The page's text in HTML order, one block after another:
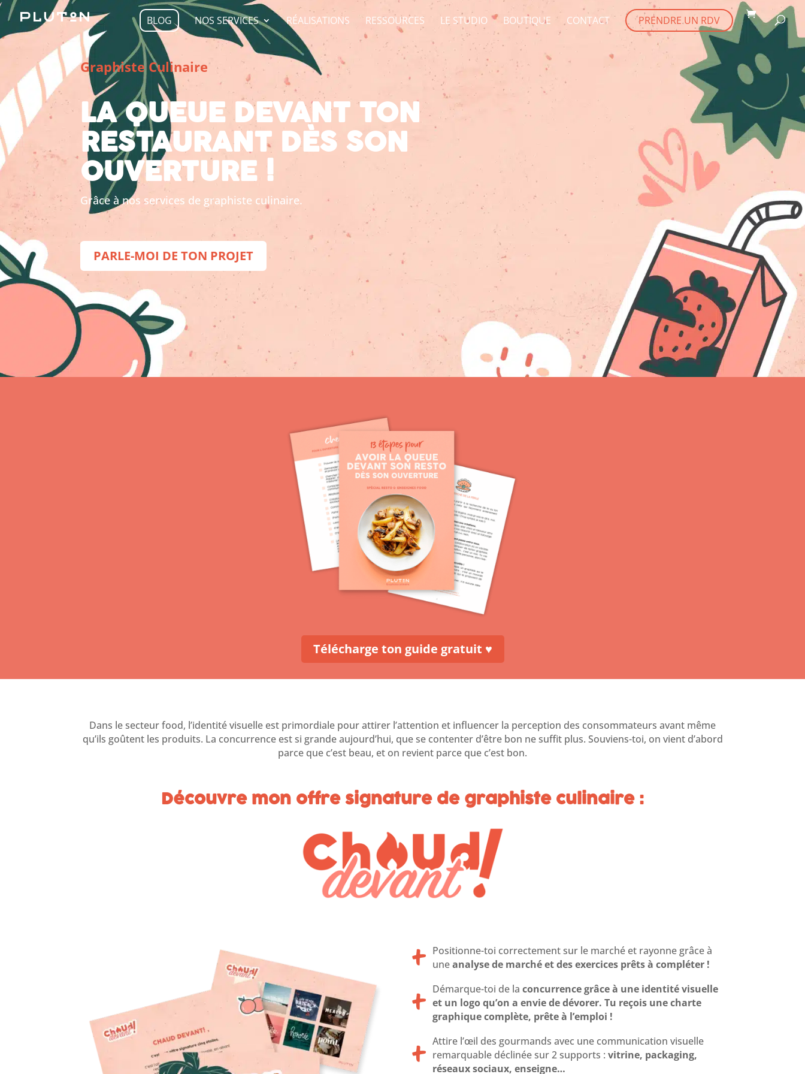
BLOG NOS SERVICES RÉALISATIONS RESSOURCES LE STUDIO BOUTIQUE CONTACT PRENDRE UN RDV
Graphiste Culinaire
LA QUEUE DEVANT TON
RESTAURANT DÈS SON
OUVERTURE !
Grâce à nos services de graphiste culinaire.
PARLE-MOI DE TON PROJET
Télécharge ton guide gratuit ♥
Dans le secteur food, l’identité visuelle est primordiale pour attirer l’attention et influencer la perception des consommateurs avant même
qu’ils goûtent les produits. La concurrence est si grande aujourd’hui, que se contenter d’être bon ne suffit plus. Souviens-toi, on vient d’abord
parce que c’est beau, et on revient parce que c’est bon.
Découvre mon offre signature de graphiste culinaire :
+ Positionne-toi correctement sur le marché et rayonne grâce à
uneanalyse de marché et des exercices prêts à compléter !
+ Démarque-toi de laconcurrence grâce à une identité visuelle
et un logo qu’on a envie de dévorer. Tu reçois une charte
graphique complète, prête à l’emploi !
+ Attire l’œil des gourmands avec une communication visuelle
remarquable déclinée sur 2 supports :vitrine, packaging,
réseaux sociaux, enseigne…